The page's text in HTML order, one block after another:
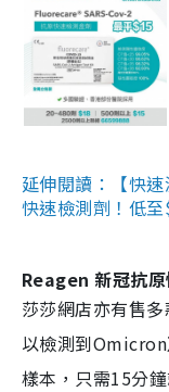
延伸閱讀：【快
快速檢測劑！低
Reagen 新冠抗
莎莎網店亦有售
以檢測到
樣本，只需15分